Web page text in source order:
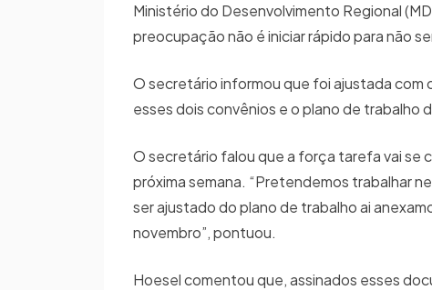
Ministério do Desenvolvimento Regional
preocupação não é iniciar rápido para não
O secretário informou que foi ajustada com
esses dois convênios e o plano de trabalho
O secretário falou que a força tarefa vai se
próxima semana. “Pretendemos trabalhar
ser ajustado do plano de trabalho ai
novembro”, pontuou.
Hoesel comentou que, assinados esses